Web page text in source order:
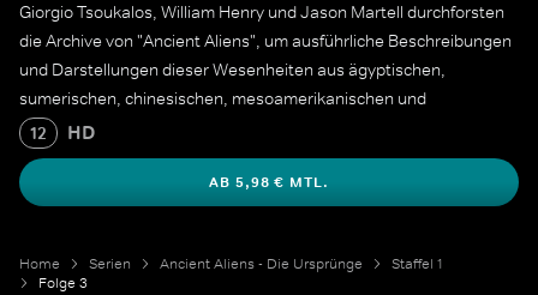
Giorgio Tsoukalos, William Henry und Jason Martell durchforsten
die Archive von "Ancient Aliens", um ausführliche Beschreibungen
und Darstellungen dieser Wesenheiten aus ägyptischen,
sumerischen, chinesischen, mesoamerikanischen und
indianischen Traditionen zu entdecken.
12 HD
AB 5,98 € MTL.
Home Serien Ancient Aliens - Die Ursprünge
Staffel 1
Folge 3